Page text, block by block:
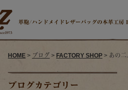
革鞄/ハンドメイドレザーバッグの本革工房
HOME > ブログ > FACTORY SHOP > あの
ブログカテゴリー